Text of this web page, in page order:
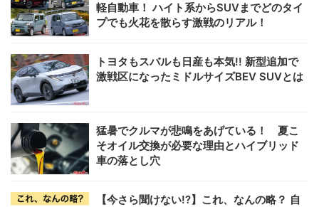
軽自動車！ ハイト系からSUVまでどのタイ
プでも火花を散らす激戦のリアル！
トヨタもスバルも日産も本気!! 新型追加で
激戦区になったミドルサイズBEV SUVとは
猛暑でクルマが悲鳴をあげている！ 夏こ
そオイル交換が必要な理由とハイブリッド
車の落とし穴
【今さら聞けない!?】これ、なんの略？ 自